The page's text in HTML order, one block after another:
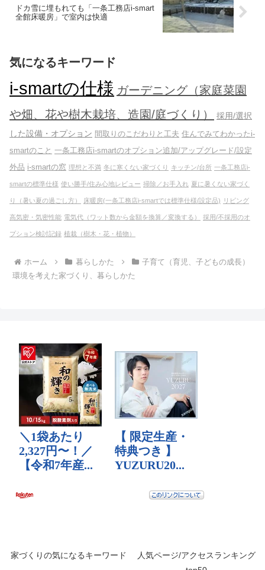
ドカ雪に埋もれても「一条工務店i-smart
全館床暖房」で室内は快適
気になるキーワード
i-smartの仕様 ガーデニング（家庭菜園
や畑、花や樹木栽培、造園/庭づくり）
採用/選択
した設備・オプション 間取りのこだわりと工夫 住んでみてわかったi-
smartのこと 一条工務店i-smartのオプション追加/アップグレード/設定
外品 i-smartの窓 理想と不満 冬に寒くない家づくり キッチン/台所 一条工務店i-
smartの標準仕様 使い勝手/住み心地レビュー 掃除／お手入れ 夏に暑くない家づく
り（暑い夏の過ごし方） 床暖房(一条工務店i-smartでは標準仕様/設定品) リビング
高気密・気密性能 電気代（ワット数から金額を換算／変換する） 採用/不採用のオ
プション検討記録 植栽（樹木・花・植物）
ホーム 暮らしかた
子育て（育児、子どもの成長）
環境を考えた家づくり、暮らしかた
家づくりの気になるキーワード
人気ページ/アクセスランキング